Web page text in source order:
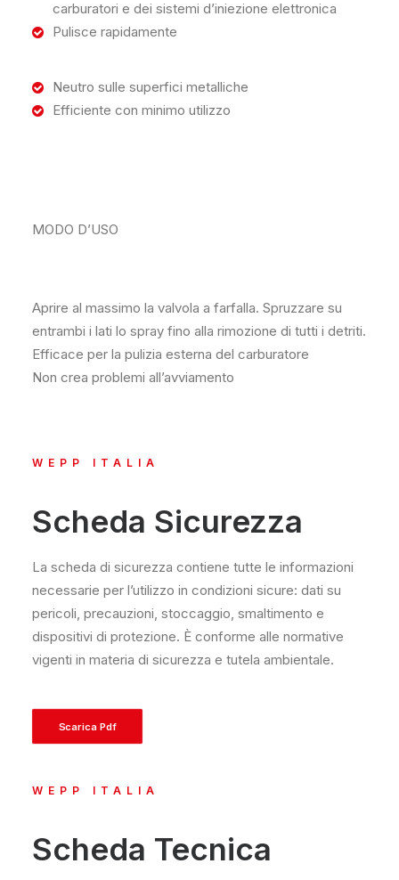
carburatori e dei sistemi d’iniezione elettronica
Pulisce rapidamente
Neutro sulle superfici metalliche
Efficiente con minimo utilizzo
MODO D’USO
Aprire al massimo la valvola a farfalla. Spruzzare su
entrambi i lati lo spray fino alla rimozione di tutti i detriti.
Efficace per la pulizia esterna del carburatore
Non crea problemi all’avviamento
WEPP ITALIA
Scheda Tecnica
WEPP ITALIA
Scheda Sicurezza
La scheda di sicurezza contiene tutte le informazioni
necessarie per l’utilizzo in condizioni sicure: dati su
pericoli, precauzioni, stoccaggio, smaltimento e
dispositivi di protezione. È conforme alle normative
vigenti in materia di sicurezza e tutela ambientale.
Scarica Pdf